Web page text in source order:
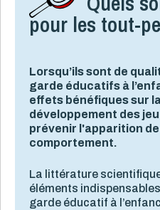
pour les tout-
Lorsqu’ils sont de
garde éducatifs à
effets bénéfiques sur
développement des
prévenir l'apparition
comportement.
La littérature
éléments
garde éducatif à